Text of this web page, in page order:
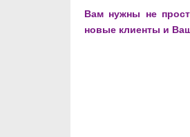
Вам нужны не
новые клиенты и